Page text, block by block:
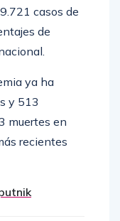
casos de
de
ya ha
y 513
muertes en
recientes